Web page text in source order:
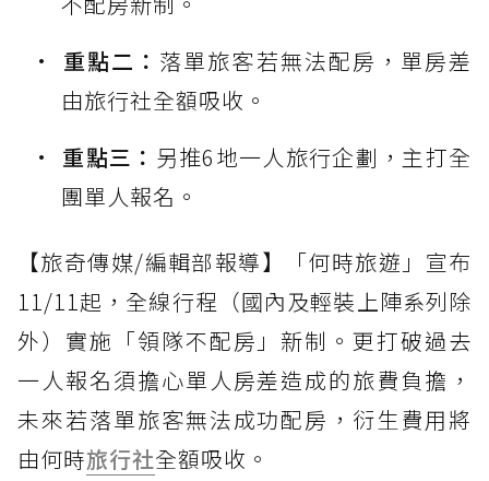
重點二： 落單旅客若無法配房，單房差
由旅行社全額吸收。
重點三： 另推6地一人旅行企劃，主打全
團單人報名。
【旅奇傳媒/編輯部報導】「何時旅遊」宣布
11/11起，全線行程（國內及輕裝上陣系列除
外）實施「領隊不配房」新制。更打破過去
一人報名須擔心單人房差造成的旅費負擔，
未來若落單旅客無法成功配房，衍生費用將
由何時旅行社全額吸收。